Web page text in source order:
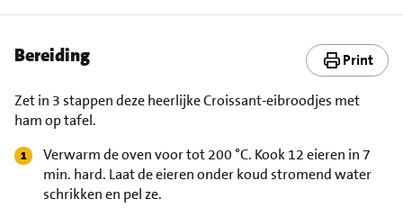
Bereiding Print
Zet in 3 stappen deze heerlijke Croissant-eibroodjes met
ham op tafel.
Verwarm de oven voor tot 200 °C. Kook 12 eieren in 7
min. hard. Laat de eieren onder koud stromend water
schrikken en pel ze.